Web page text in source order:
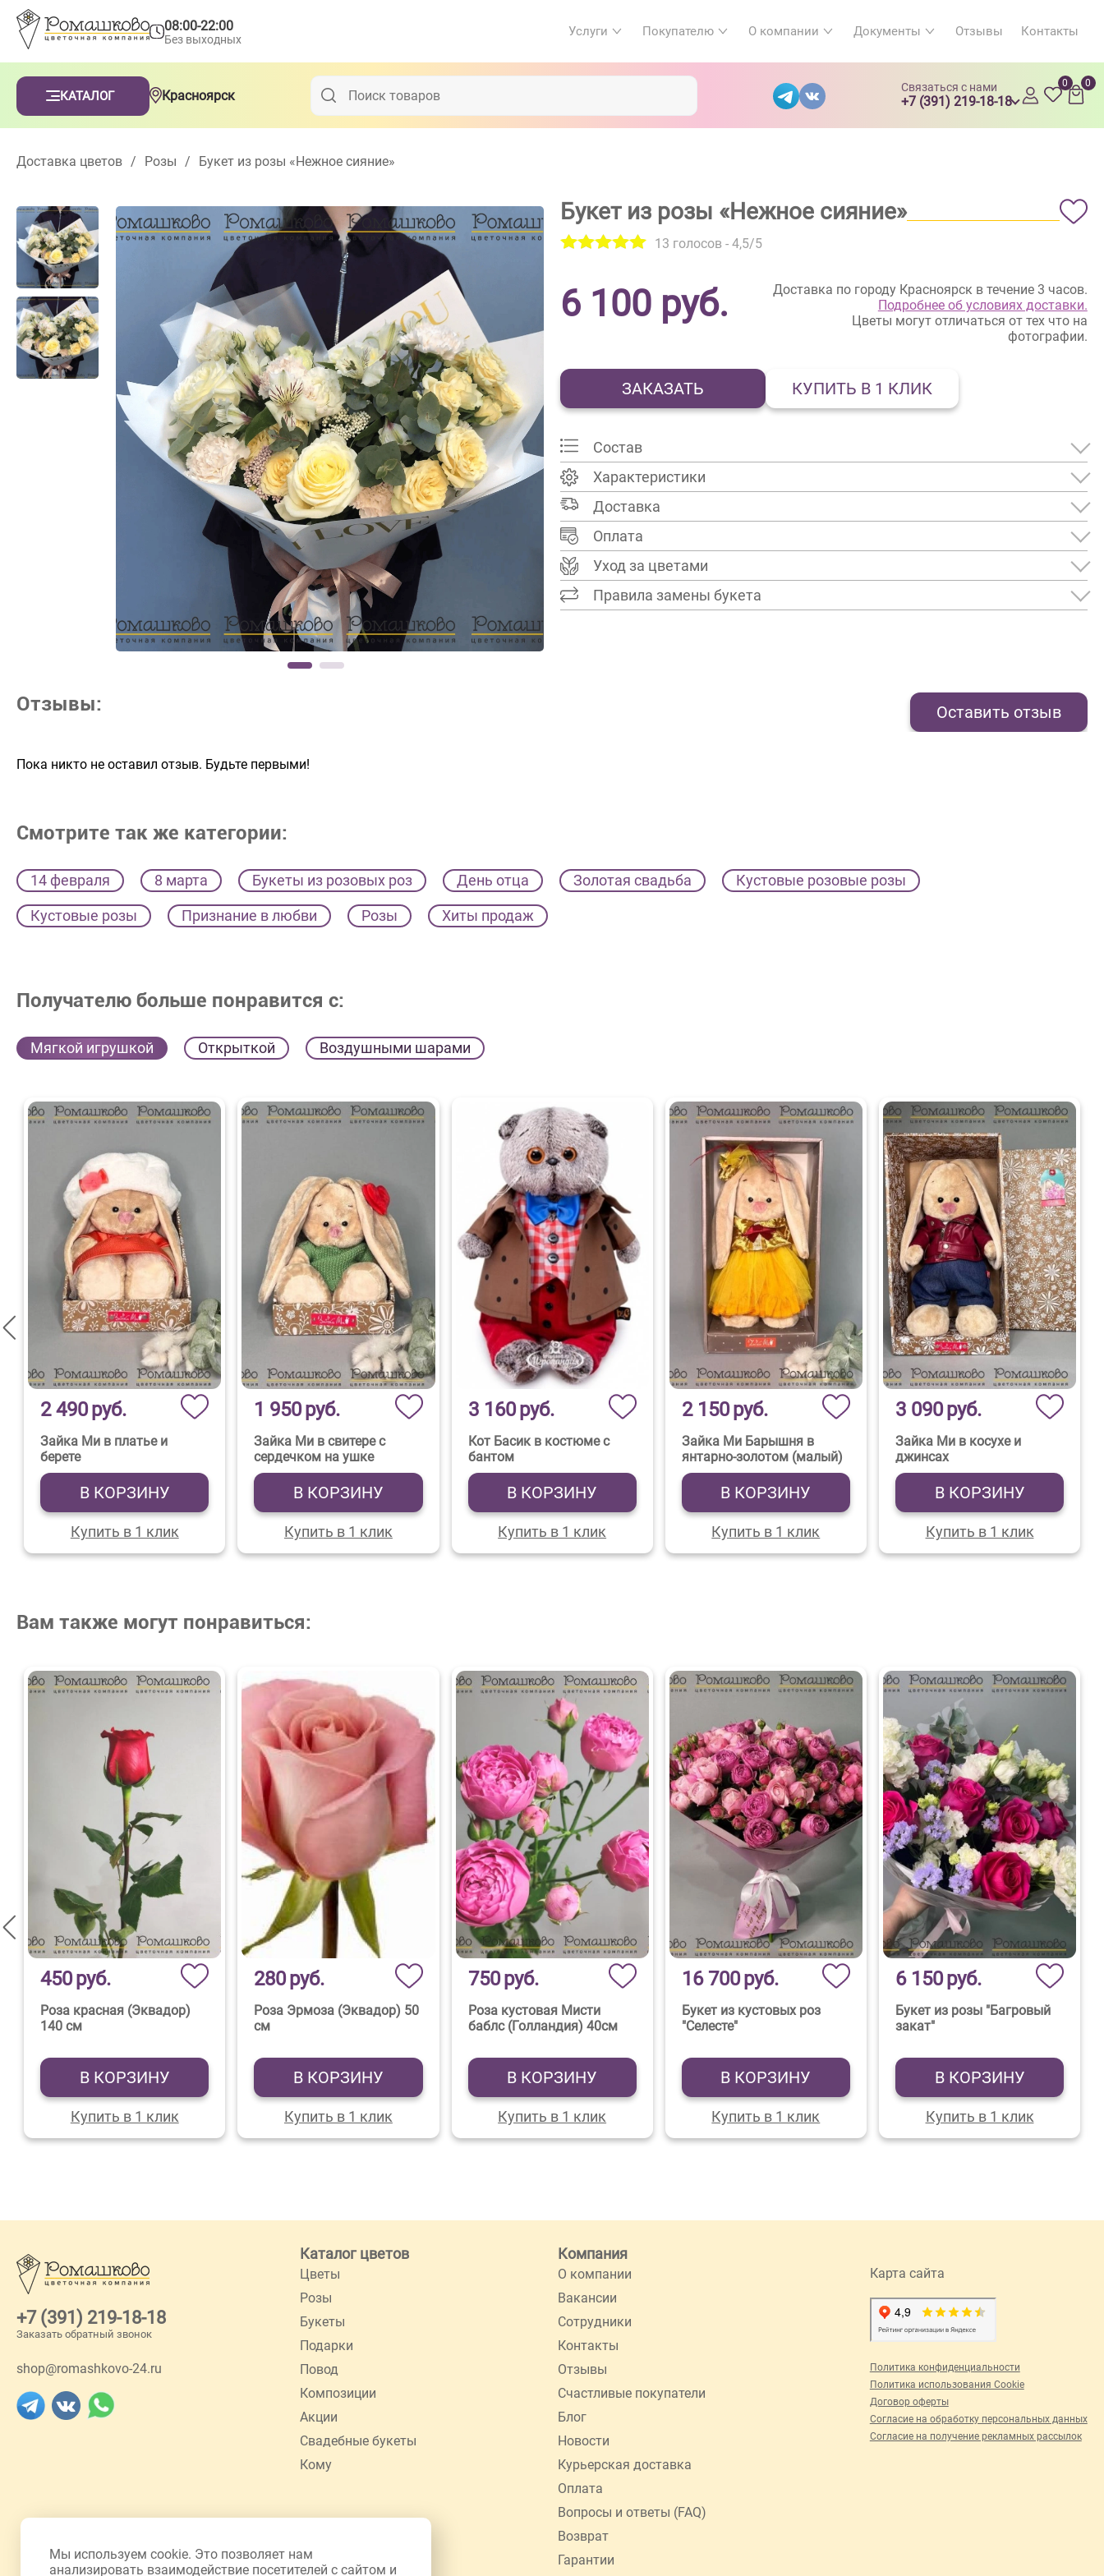
08:00-22:00
Без выходных
Услуги Покупателю О компании Документы Отзывы Контакты
КАТАЛОГ Красноярск
Связаться с нами
+7 (391) 219-18-18
0 0
Доставка цветов / Розы / Букет из розы «Нежное сияние»
Букет из розы «Нежное сияние»
13 голосов - 4,5/5
6 100 руб.
Доставка по городу Красноярск в течение 3 часов.
Подробнее об условиях доставки.
Цветы могут отличаться от тех что на
фотографии.
ЗАКАЗАТЬ КУПИТЬ В 1 КЛИК
Состав
Характеристики
Доставка
Оплата
Уход за цветами
Правила замены букета
Отзывы: Оставить отзыв
Пока никто не оставил отзыв. Будьте первыми!
Смотрите так же категории:
14 февраля 8 марта Букеты из розовых роз День отца Золотая свадьба Кустовые розовые розы
Кустовые розы Признание в любви Розы Хиты продаж
Получателю больше понравится с:
Мягкой игрушкой Открыткой Воздушными шарами
2 490руб.
Зайка Ми в платье и
берете
В КОРЗИНУ
Купить в 1 клик
1 950руб.
Зайка Ми в свитере с
сердечком на ушке
В КОРЗИНУ
Купить в 1 клик
3 160руб.
Кот Басик в костюме с
бантом
В КОРЗИНУ
Купить в 1 клик
2 150руб.
Зайка Ми Барышня в
янтарно-золотом (малый)
В КОРЗИНУ
Купить в 1 клик
3 090руб.
Зайка Ми в косухе и
джинсах
В КОРЗИНУ
Купить в 1 клик
Вам также могут понравиться:
450руб.
Роза красная (Эквадор)
140 см
В КОРЗИНУ
Купить в 1 клик
280руб.
Роза Эрмоза (Эквадор) 50
см
В КОРЗИНУ
Купить в 1 клик
750руб.
Роза кустовая Мисти
баблс (Голландия) 40см
В КОРЗИНУ
Купить в 1 клик
16 700руб.
Букет из кустовых роз
"Селесте"
В КОРЗИНУ
Купить в 1 клик
6 150руб.
Букет из розы "Багровый
закат"
В КОРЗИНУ
Купить в 1 клик
+7 (391) 219-18-18
Заказать обратный звонок
shop@romashkovo-24.ru
Каталог цветов
Цветы
Розы
Букеты
Подарки
Повод
Композиции
Акции
Свадебные букеты
Кому
Компания
О компании
Вакансии
Сотрудники
Контакты
Отзывы
Счастливые покупатели
Блог
Новости
Курьерская доставка
Оплата
Вопросы и ответы (FAQ)
Возврат
Гарантии
Карта сайта
Политика конфиденциальности
Политика использования Cookie
Договор оферты
Согласие на обработку персональных данных
Согласие на получение рекламных рассылок
Мы используем cookie. Это позволяет нам
анализировать взаимодействие посетителей с сайтом и